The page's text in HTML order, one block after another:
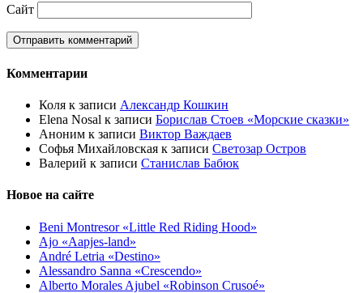
Сайт
Комментарии
Коля к записи Александр Кошкин
Elena Nosal к записи Борислав Стоев «Морские сказки»
Аноним к записи Виктор Важдаев
Софья Михайловская к записи Светозар Остров
Валерий к записи Станислав Бабюк
Новое на сайте
Beni Montresor «Little Red Riding Hood»
Ajo «Aapjes-land»
André Letria «Destino»
Alessandro Sanna «Crescendo»
Alberto Morales Ajubel «Robinson Crusoé»